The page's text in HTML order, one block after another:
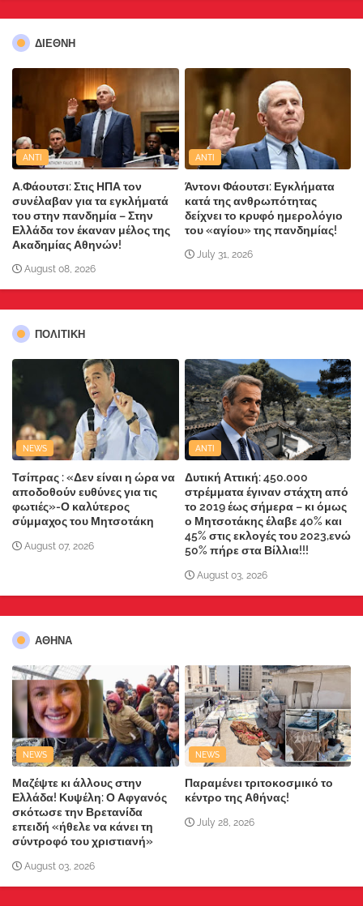
ΔΙΕΘΝΗ
ANTI
Α.Φάουτσι: Στις ΗΠΑ τον
συνέλαβαν για τα εγκλήματά
του στην πανδημία – Στην
Ελλάδα τον έκαναν μέλος της
Ακαδημίας Αθηνών!
August 08, 2026
ANTI
Άντονι Φάουτσι: Εγκλήματα
κατά της ανθρωπότητας
δείχνει το κρυφό ημερολόγιο
του «αγίου» της πανδημίας!
July 31, 2026
ΠΟΛΙΤΙΚΗ
NEWS
Τσίπρας : «Δεν είναι η ώρα να
αποδοθούν ευθύνες για τις
φωτιές»-Ο καλύτερος
σύμμαχος του Μητσοτάκη
August 07, 2026
ANTI
Δυτική Αττική: 450.000
στρέμματα έγιναν στάχτη από
το 2019 έως σήμερα – κι όμως
ο Μητσοτάκης έλαβε 40% και
45% στις εκλογές του 2023,ενώ
50% πήρε στα Βίλλια!!!
August 03, 2026
ΑΘΗΝΑ
NEWS
Μαζέψτε κι άλλους στην
Ελλάδα! Κυψέλη: Ο Αφγανός
σκότωσε την Βρετανίδα
επειδή «ήθελε να κάνει τη
σύντροφό του χριστιανή»
August 03, 2026
NEWS
Παραμένει τριτοκοσμικό το
κέντρο της Αθήνας!
July 28, 2026